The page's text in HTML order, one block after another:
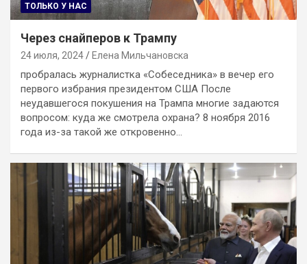
ТОЛЬКО У НАС
Через снайперов к Трампу
24 июля, 2024 Елена Мильчановска
пробралась журналистка «Собеседника» в вечер его
первого избрания президентом США После
неудавшегося покушения на Трампа многие задаются
вопросом: куда же смотрела охрана? 8 ноября 2016
года из-за такой же откровенно…